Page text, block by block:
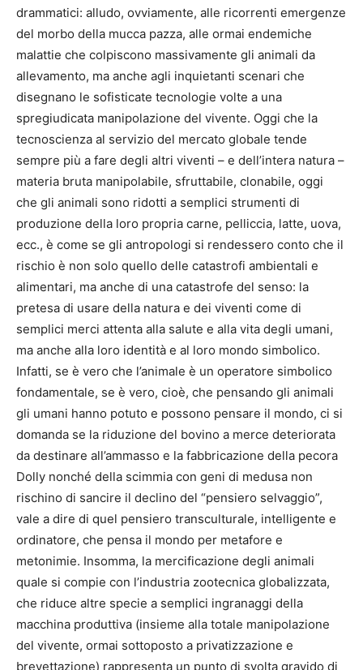
drammatici: alludo, ovviamente, alle ricorrenti emergenze
del morbo della mucca pazza, alle ormai endemiche
malattie che colpiscono massivamente gli animali da
allevamento, ma anche agli inquietanti scenari che
disegnano le sofisticate tecnologie volte a una
spregiudicata manipolazione del vivente. Oggi che la
tecnoscienza al servizio del mercato globale tende
sempre più a fare degli altri viventi – e dell’intera natura –
materia bruta manipolabile, sfruttabile, clonabile, oggi
che gli animali sono ridotti a semplici strumenti di
produzione della loro propria carne, pelliccia, latte, uova,
ecc., è come se gli antropologi si rendessero conto che il
rischio è non solo quello delle catastrofi ambientali e
alimentari, ma anche di una catastrofe del senso: la
pretesa di usare della natura e dei viventi come di
semplici merci attenta alla salute e alla vita degli umani,
ma anche alla loro identità e al loro mondo simbolico.
Infatti, se è vero che l’animale è un operatore simbolico
fondamentale, se è vero, cioè, che pensando gli animali
gli umani hanno potuto e possono pensare il mondo, ci si
domanda se la riduzione del bovino a merce deteriorata
da destinare all’ammasso e la fabbricazione della pecora
Dolly nonché della scimmia con geni di medusa non
rischino di sancire il declino del “pensiero selvaggio”,
vale a dire di quel pensiero transculturale, intelligente e
ordinatore, che pensa il mondo per metafore e
metonimie. Insomma, la mercificazione degli animali
quale si compie con l’industria zootecnica globalizzata,
che riduce altre specie a semplici ingranaggi della
macchina produttiva (insieme alla totale manipolazione
del vivente, ormai sottoposto a privatizzazione e
brevettazione) rappresenta un punto di svolta gravido di